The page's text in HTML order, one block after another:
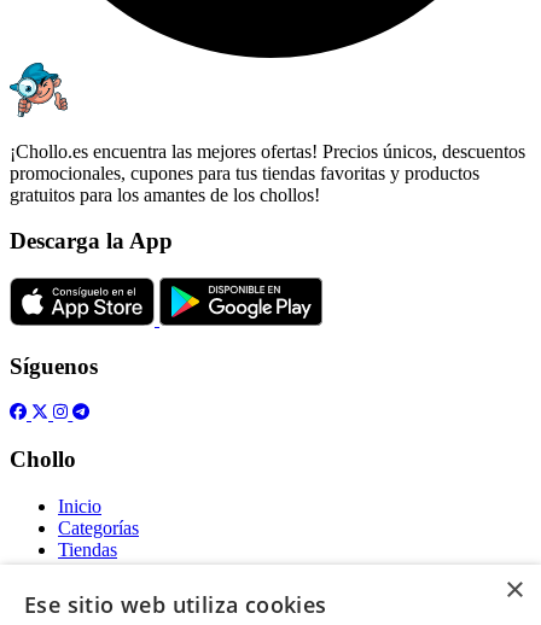
¡Chollo.es encuentra las mejores ofertas! Precios únicos, descuentos
promocionales, cupones para tus tiendas favoritas y productos
gratuitos para los amantes de los chollos!
Descarga la App
Síguenos
Chollo
Inicio
Categorías
Tiendas
Gratis
Acerca de
×
Ese sitio web utiliza cookies